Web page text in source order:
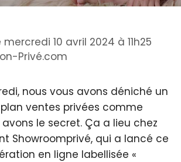
10 avril 2024 à 11h25
Privé.com
nous vous avons déniché un
ventes privées comme
le secret. Ça a lieu chez
Showroomprivé, qui a lancé ce
en ligne labellisée «